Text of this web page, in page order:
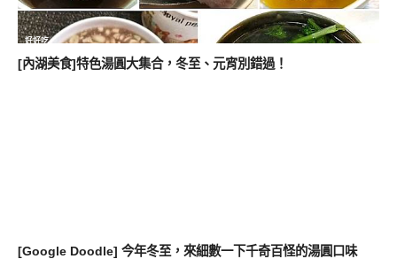
好好吃
[內湖美食]特色湯圓大集合，冬至、元宵別錯過！
[Google Doodle] 今年冬至，來細數一下千奇百怪的湯圓口味